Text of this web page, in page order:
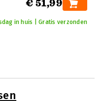
€ 51,99
in huis | Gratis verzonden